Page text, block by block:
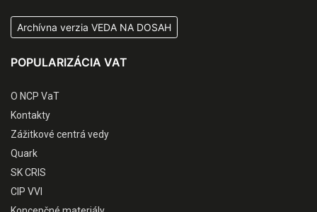
Archívna verzia VEDA NA DOSAH
POPULARIZÁCIA VAT
O NCP VaT
Kontakty
Zážitkové centrá vedy
Quark
SK CRIS
CIP VVI